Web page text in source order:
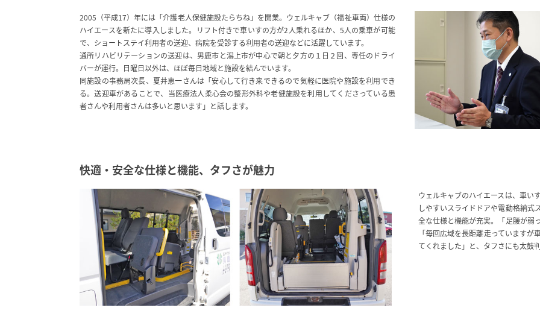
2005（平成17）年には「介護老人保健施設たらちね」を開業。ウェルキャブ（福祉車両）仕様の
ハイエースを新たに導入しました。リフト付きで車いすの方が2人乗れるほか、5人の乗車が可能
で、ショートステイ利用者の送迎、病院を受診する利用者の送迎などに活躍しています。
通所リハビリテーションの送迎は、男鹿市と潟上市が中心で朝と夕方の１日２回、専任のドライ
バーが運行。日曜日以外は、ほぼ毎日地域と施設を結んでいます。
同施設の事務局次長、夏井恵一さんは「安心して行き来できるので気軽に医院や施設を利用でき
る。送迎車があることで、当医療法人柔心会の整形外科や老健施設を利用してくださっている患
者さんや利用者さんは多いと思います」と話します。
快適・安全な仕様と機能、タフさが魅力
ウェルキャブのハイエースは、車い
しやすいスライドドアや電動格納式
全な仕様と機能が充実。「足腰が弱
「毎回広域を長距離走っています
てくれました」と、タフさにも太鼓判